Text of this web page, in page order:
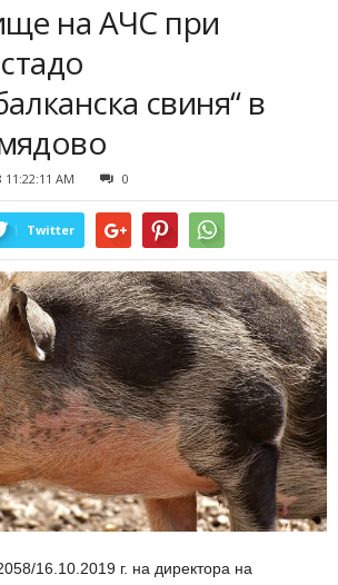
на АЧС при
свиня“ в
11:22:11 AM 0
Twitter
16.10.2019 г. на директора на